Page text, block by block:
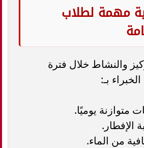
مهمة لطلاب
والنشاط خلال فترة
بـ:
متوازنة يوميًا.
الإفطار.
من الماء.